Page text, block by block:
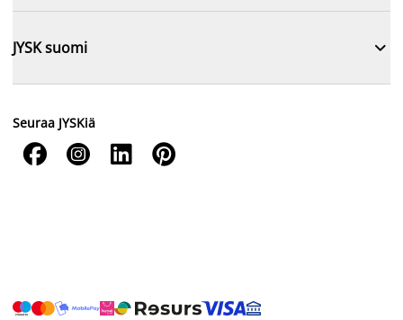
JYSK suomi 
Seuraa JYSKiä
   